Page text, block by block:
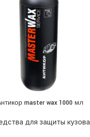
master wax 1000 мл
для защиты кузова